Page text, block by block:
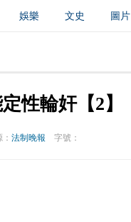
娛樂 文史 圖片
性輪奸【2】
法制晚報 字號：